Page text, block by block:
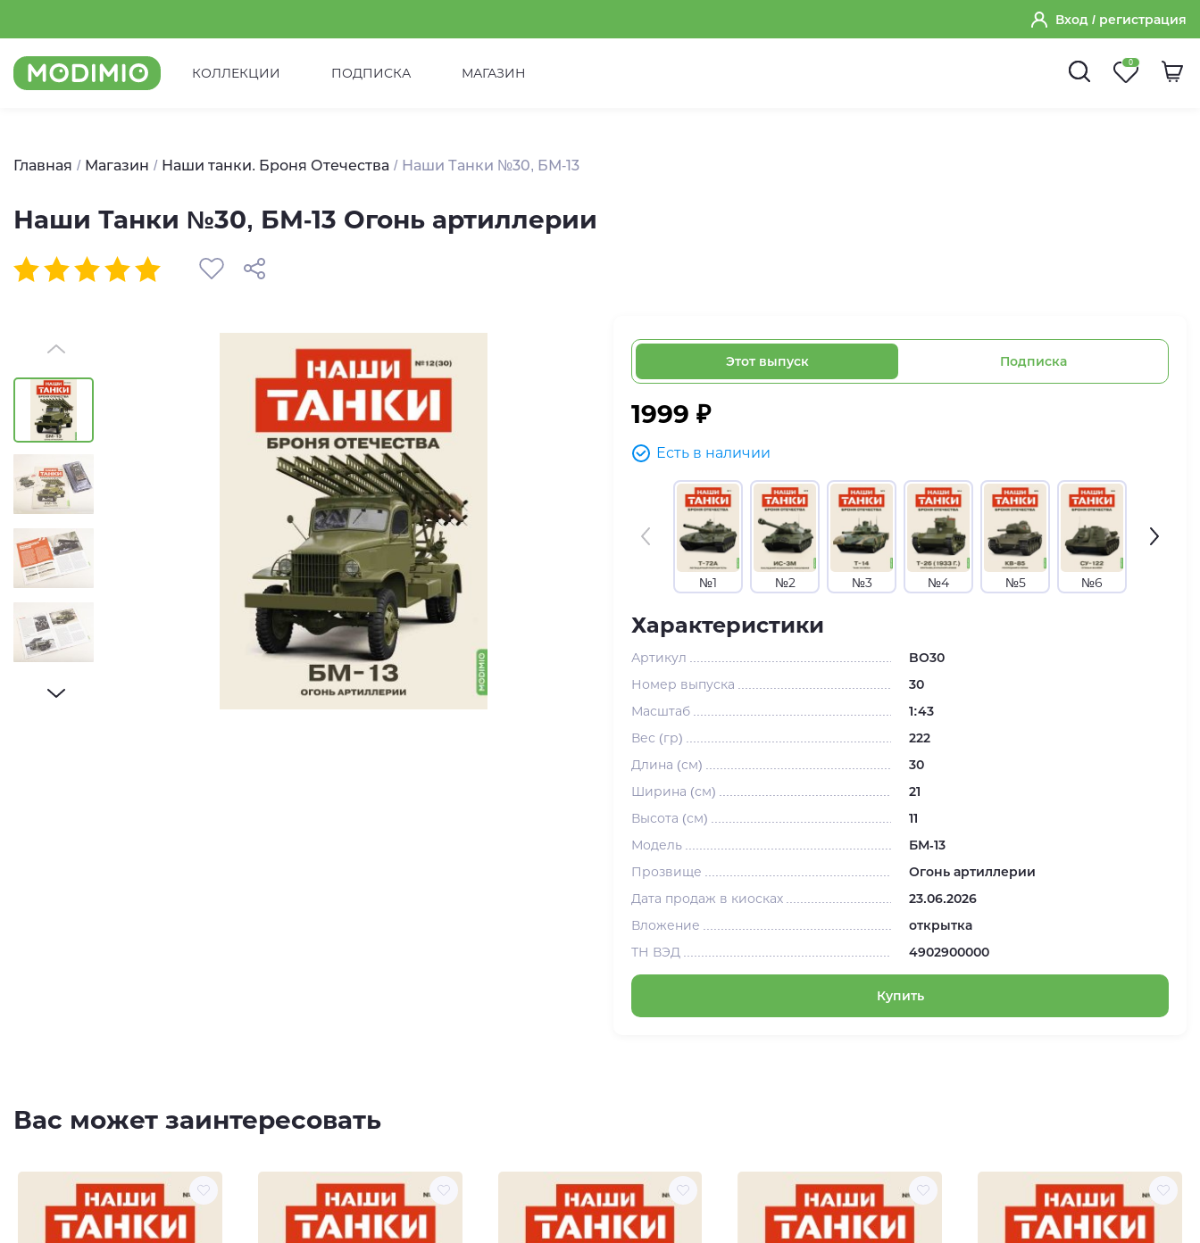
Вход / регистрация
КОЛЛЕКЦИИ ПОДПИСКА МАГАЗИН
0
Главная Магазин Наши танки. Броня Отечества Наши Танки №30, БМ-13
Наши Танки №30, БМ-13 Огонь артиллерии
Этот выпуск Подписка
1999 ₽
Есть в наличии
№1 №2 №3 №4 №5 №6
Характеристики
Артикул
BO30
Номер выпуска
30
Масштаб
1:43
Вес (гр)
222
Длина (см)
30
Ширина (см)
21
Высота (см)
11
Модель
БМ-13
Прозвище
Огонь артиллерии
Дата продаж в киосках
23.06.2026
Вложение
открытка
ТН ВЭД
4902900000
Купить
Вас может заинтересовать